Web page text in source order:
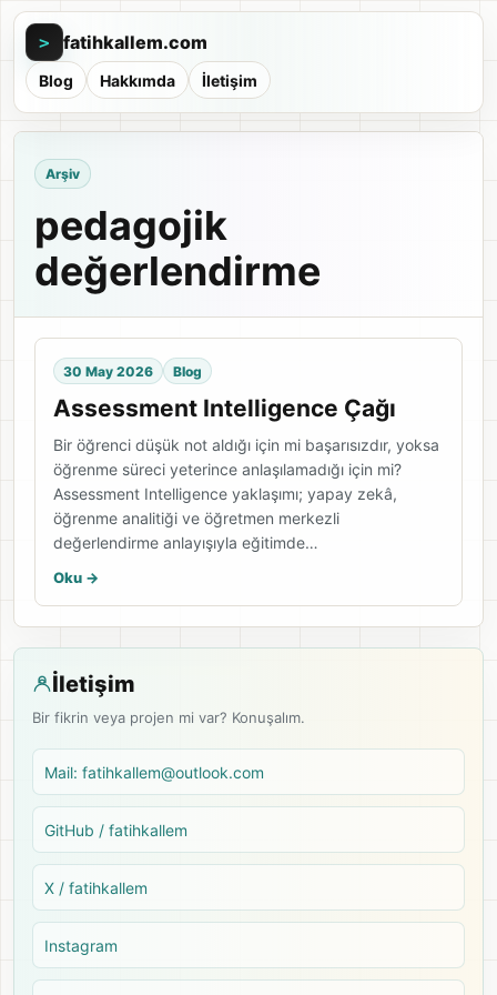
> fatihkallem.com
Blog Hakkımda İletişim
Arşiv
pedagojik
değerlendirme
30 May 2026 Blog
Assessment Intelligence Çağı
Bir öğrenci düşük not aldığı için mi başarısızdır, yoksa
öğrenme süreci yeterince anlaşılamadığı için mi?
Assessment Intelligence yaklaşımı; yapay zekâ,
öğrenme analitiği ve öğretmen merkezli
değerlendirme anlayışıyla eğitimde…
Oku ->
İletişim
Bir fikrin veya projen mi var? Konuşalım.
Mail: fatihkallem@outlook.com
GitHub / fatihkallem
X / fatihkallem
Instagram